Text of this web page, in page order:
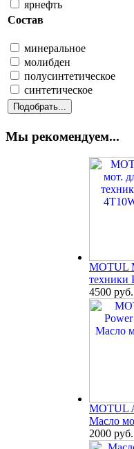
ярнефть
Состав
минеральное
молибден
полусинтетическое
синтетическое
Мы рекомендуем...
MOTUL
техники
4500 руб.
MOTUL
Масло
2000 руб.